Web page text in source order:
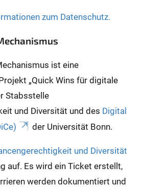
zum Datenschutz.
ist eine
„Quick Wins für digitale
Stabsstelle
und Diversität und des Digital
der Universität Bonn.
und Diversität
auf. Es wird ein Ticket erstellt,
werden dokumentiert und